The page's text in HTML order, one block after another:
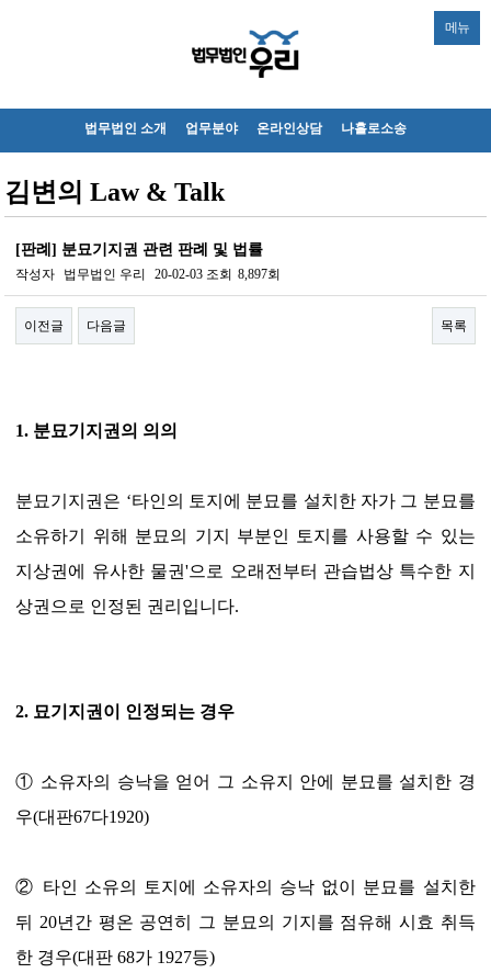
메뉴
법무법인 소개 업무분야 온라인상담 나홀로소송
김변의 Law & Talk
[판례] 분묘기지권 관련 판례 및 법률
작성자 법무법인 우리 20-02-03 조회 8,897회
이전글 다음글 목록
1. 분묘기지권의 의의
분묘기지권은 ‘타인의 토지에 분묘를 설치한 자가 그 분묘를
소유하기 위해 분묘의 기지 부분인 토지를 사용할 수 있는
지상권에 유사한 물권'으로 오래전부터 관습법상 특수한 지
상권으로 인정된 권리입니다.
2. 묘기지권이 인정되는 경우
① 소유자의 승낙을 얻어 그 소유지 안에 분묘를 설치한 경
우(대판67다1920)
② 타인 소유의 토지에 소유자의 승낙 없이 분묘를 설치한
뒤 20년간 평온 공연히 그 분묘의 기지를 점유해 시효 취득
한 경우(대판 68가 1927등)